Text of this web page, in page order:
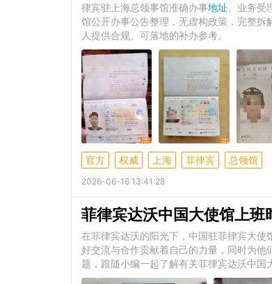
律宾驻上海总领事馆准确办事地址 、业务
馆公开办事公告整理，无虚构政策，完整
人提供合规、可落地的补办参考。
官方 权威 上海 菲律宾 总领馆
2026-06-16 13:41:28
菲律宾达沃中国大使馆上班
在菲律宾达沃的阳光下，中国驻菲律宾大
好交流与合作贡献着自己的力量，同时为
题，跟随小编一起了解有关菲律宾达沃中国